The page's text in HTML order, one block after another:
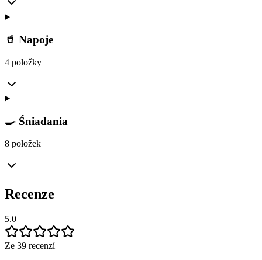
🥤 Napoje
4 položky
🍳 Śniadania
8 položek
Recenze
5.0
Ze 39 recenzí